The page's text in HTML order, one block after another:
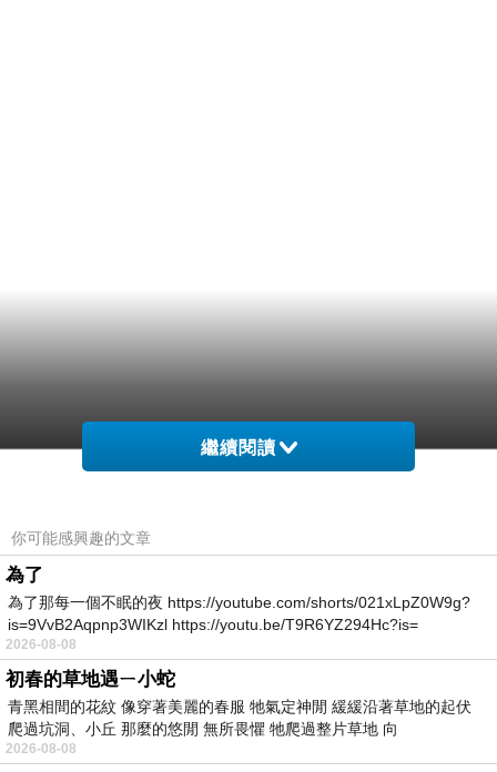
繼續閱讀
你可能感興趣的文章
為了
為了那每一個不眠的夜 https://youtube.com/shorts/021xLpZ0W9g?
is=9VvB2Aqpnp3WIKzl https://youtu.be/T9R6YZ294Hc?is=
2026-08-08
初春的草地遇ㄧ小蛇
青黑相間的花紋 像穿著美麗的春服 牠氣定神閒 緩緩沿著草地的起伏
爬過坑洞、小丘 那麼的悠閒 無所畏懼 牠爬過整片草地 向
2026-08-08